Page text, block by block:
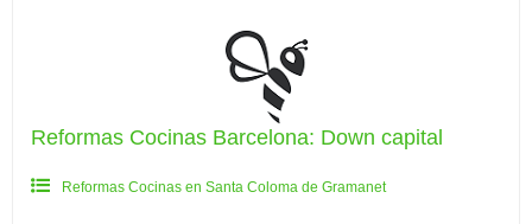
Reformas Cocinas Barcelona: Down capital
Reformas Cocinas en Santa Coloma de Gramanet